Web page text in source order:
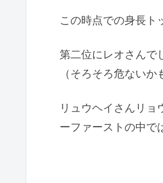
この時点での身長ト
第二位にレオさんで
（そろそろ危ない
リュウヘイさんリ
ーファーストの中で